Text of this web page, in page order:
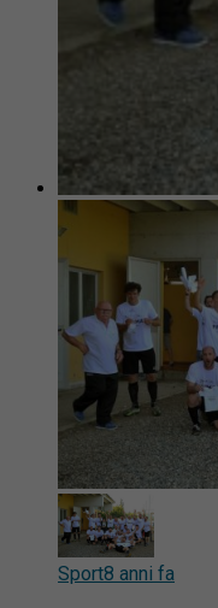
Sport8 anni fa